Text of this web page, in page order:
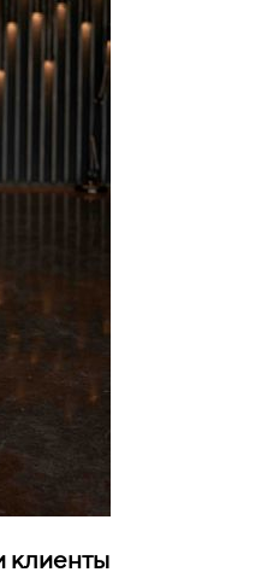
клиенты